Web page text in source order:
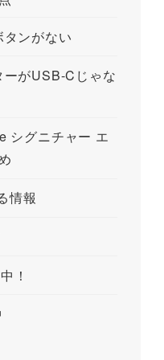
ンがない
がUSB-Cじゃな
シグニチャー エ
情報
！